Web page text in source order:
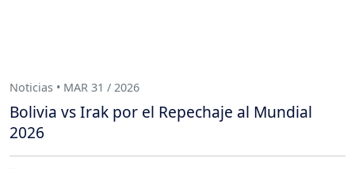
Noticias • MAR 31 / 2026
Bolivia vs Irak por el Repechaje al Mundial
2026